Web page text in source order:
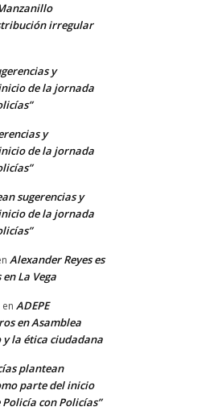
irregular
y
de la jornada
y
de la jornada
sugerencias y
de la jornada
Alexander Reyes es
La Vega
en ADEPE
en Asamblea
la ética ciudadana
plantean
parte del inicio
con Policías”